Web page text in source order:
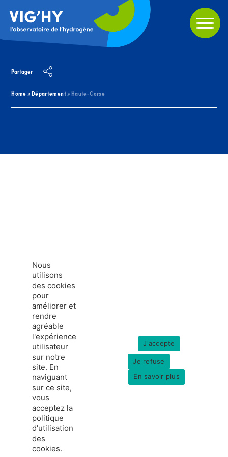
Home»Département»Haute-Corse
Partager
france-hydrogene.org
Données personnelles
Mentions légales
Nous
utilisons
des cookies
pour
améliorer et
rendre
agréable
l'expérience
utilisateur
sur notre
site. En
naviguant
sur ce site,
vous
acceptez la
politique
d'utilisation
des
cookies.
J'accepte
Je refuse
En savoir plus